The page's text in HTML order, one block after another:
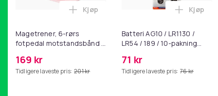
Magetrener, 6-rørs
fotpedal motstandsbånd -
yoga og
hjemmegymnastikk Pink
169 kr
Tidligere laveste pris: 201 kr
Legg Magetrener, 6-rørs fotpedal
Kjøp
Batteri AG10 / LR1130 /
LR54 / 189 / 10-pakning
71 kr
Tidligere laveste pris: 76 kr
Legg
Kjøp